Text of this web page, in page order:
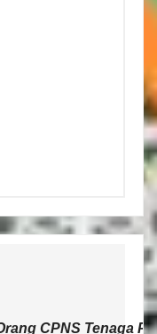
CPNS Tenaga